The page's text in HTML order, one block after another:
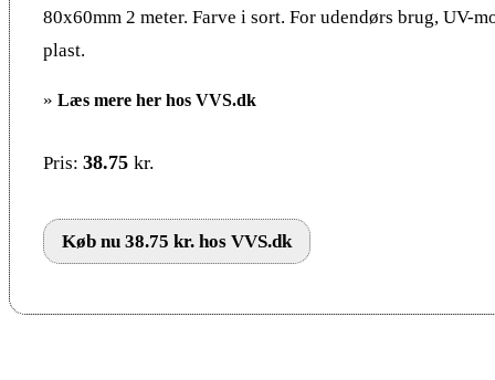
80x60mm 2 meter. Farve i sort. For udendørs brug, UV-
plast.
» Læs mere her hos VVS.dk
Pris: 38.75 kr.
Køb nu 38.75 kr. hos VVS.dk